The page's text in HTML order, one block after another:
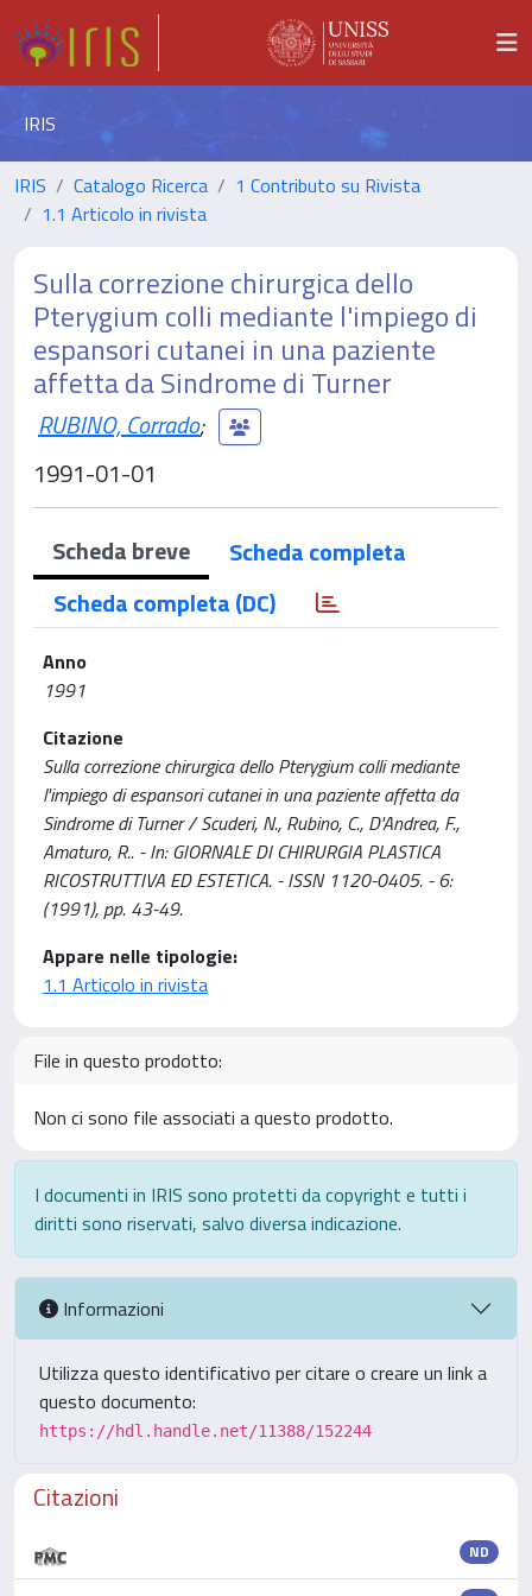
IRIS
IRIS Catalogo Ricerca
1 Contributo su Rivista
1.1 Articolo in rivista
Sulla correzione chirurgica dello
Pterygium colli mediante l'impiego di
espansori cutanei in una paziente
affetta da Sindrome di Turner
RUBINO, Corrado;
1991-01-01
Scheda breve
Scheda completa
Scheda completa (DC)
Anno
1991
Citazione
Sulla correzione chirurgica dello Pterygium colli mediante
l'impiego di espansori cutanei in una paziente affetta da
Sindrome di Turner / Scuderi, N., Rubino, C., D'Andrea, F.,
Amaturo, R.. - In: GIORNALE DI CHIRURGIA PLASTICA
RICOSTRUTTIVA ED ESTETICA. - ISSN 1120-0405. - 6:
(1991), pp. 43-49.
Appare nelle tipologie:
1.1 Articolo in rivista
File in questo prodotto:
Non ci sono file associati a questo prodotto.
I documenti in IRIS sono protetti da copyright e tutti i
diritti sono riservati, salvo diversa indicazione.
Informazioni
Utilizza questo identificativo per citare o creare un link a
questo documento:
https://hdl.handle.net/11388/152244
Citazioni
ND